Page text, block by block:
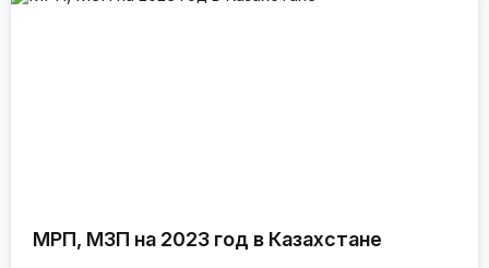
МРП, МЗП на 2023 год в Казахстане